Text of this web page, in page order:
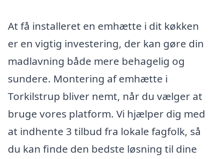
At få installeret en emhætte i dit køkken
er en vigtig investering, der kan gøre din
madlavning både mere behagelig og
sundere. Montering af emhætte i
Torkilstrup bliver nemt, når du vælger at
bruge vores platform. Vi hjælper dig med
at indhente 3 tilbud fra lokale fagfolk, så
du kan finde den bedste løsning til dine